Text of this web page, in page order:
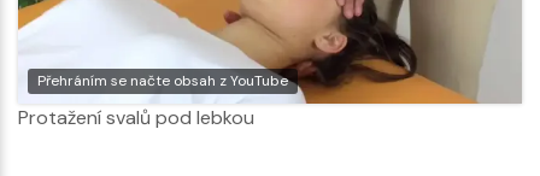
Přehráním se načte obsah z YouTube
Protažení svalů pod lebkou